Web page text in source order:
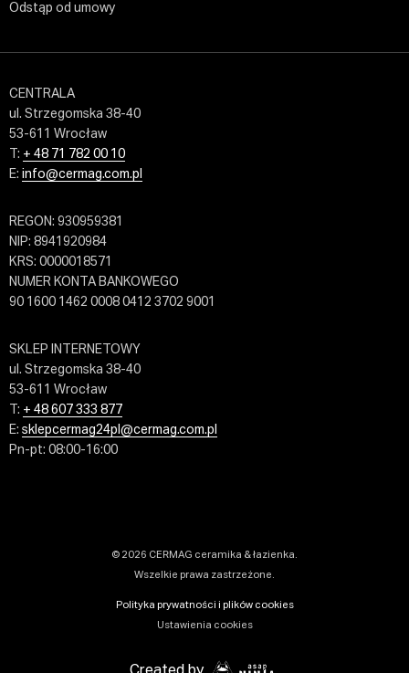
Odstąp od umowy
CENTRALA
ul. Strzegomska 38-40
53-611 Wrocław
T: + 48 71 782 00 10
E: info@cermag.com.pl
REGON: 930959381
NIP: 8941920984
KRS: 0000018571
NUMER KONTA BANKOWEGO
90 1600 1462 0008 0412 3702 9001
SKLEP INTERNETOWY
ul. Strzegomska 38-40
53-611 Wrocław
T: + 48 607 333 877
E: sklepcermag24pl@cermag.com.pl
Pn-pt: 08:00-16:00
© 2026 CERMAG ceramika & łazienka.
Wszelkie prawa zastrzeżone.
Polityka prywatności i plików cookies
Ustawienia cookies